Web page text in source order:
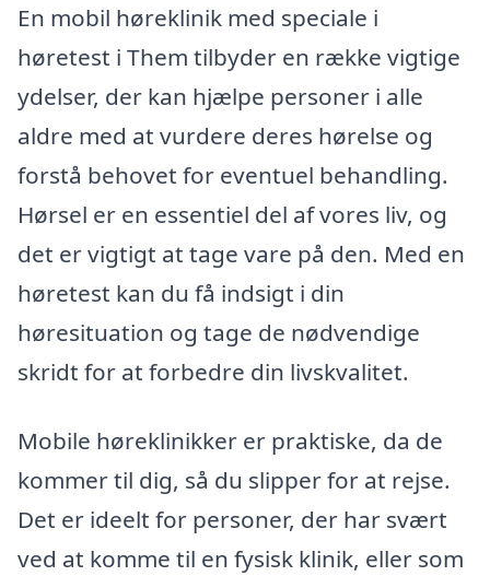
En mobil høreklinik med speciale i
høretest i Them tilbyder en række vigtige
ydelser, der kan hjælpe personer i alle
aldre med at vurdere deres hørelse og
forstå behovet for eventuel behandling.
Hørsel er en essentiel del af vores liv, og
det er vigtigt at tage vare på den. Med en
høretest kan du få indsigt i din
høresituation og tage de nødvendige
skridt for at forbedre din livskvalitet.
Mobile høreklinikker er praktiske, da de
kommer til dig, så du slipper for at rejse.
Det er ideelt for personer, der har svært
ved at komme til en fysisk klinik, eller som